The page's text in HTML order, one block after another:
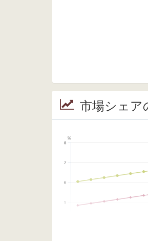
市場シェア